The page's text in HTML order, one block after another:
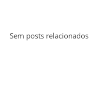
Sem posts relacionados